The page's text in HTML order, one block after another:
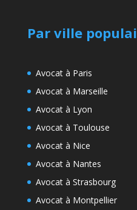
Par ville
Avocat à Paris
Avocat à Marseille
Avocat à Lyon
Avocat à Toulouse
Avocat à Nice
Avocat à Nantes
Avocat à Strasbourg
Avocat à Montpellier